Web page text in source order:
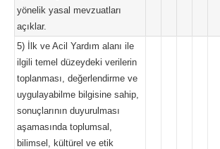
yönelik yasal mevzuatları
açıklar.
5) İlk ve Acil Yardım alanı ile
ilgili temel düzeydeki verilerin
toplanması, değerlendirme ve
uygulayabilme bilgisine sahip,
sonuçlarının duyurulması
aşamasında toplumsal,
bilimsel, kültürel ve etik